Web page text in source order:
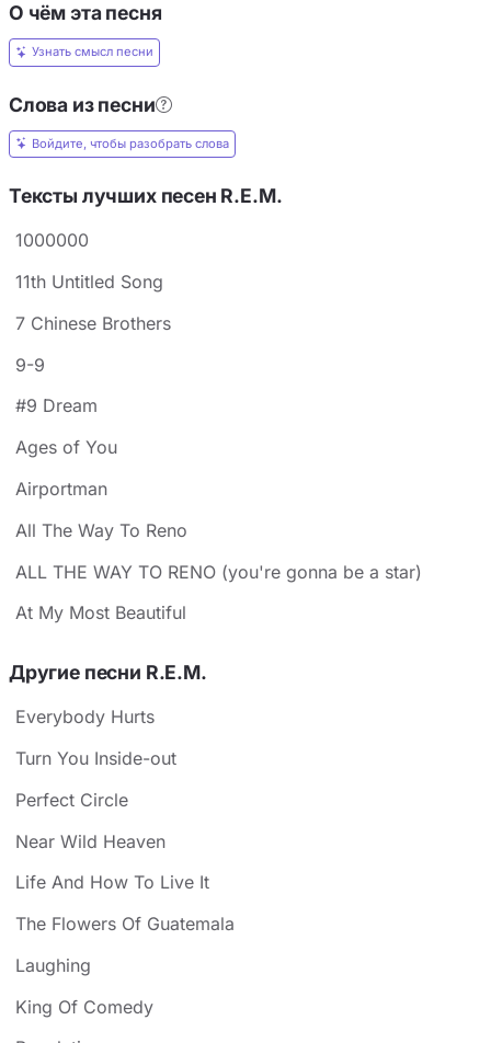
О чём эта песня
Узнать смысл песни
Слова из песни
Войдите, чтобы разобрать слова
Тексты лучших песен R.E.M.
1000000
11th Untitled Song
7 Chinese Brothers
9-9
#9 Dream
Ages of You
Airportman
All The Way To Reno
ALL THE WAY TO RENO (you're gonna be a star)
At My Most Beautiful
Другие песни R.E.M.
Everybody Hurts
Turn You Inside-out
Perfect Circle
Near Wild Heaven
Life And How To Live It
The Flowers Of Guatemala
Laughing
King Of Comedy